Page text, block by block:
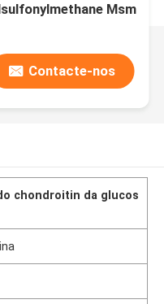
Msm
Contacte-nos
chondroitin da glucos